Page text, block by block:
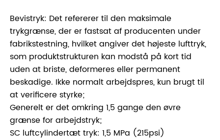
Bevistryk: Det refererer til den maksimale
trykgrænse, der er fastsat af producenten under
fabrikstestning, hvilket angiver det højeste lufttryk,
som produktstrukturen kan modstå på kort tid
uden at briste, deformeres eller permanent
beskadige. Ikke normalt arbejdspres, kun brugt til
at verificere styrke;
Generelt er det omkring 1,5 gange den øvre
grænse for arbejdstryk;
SC luftcylindertæt tryk: 1,5 MPa (215psi)